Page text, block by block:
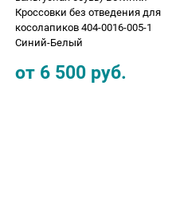
Кроссовки без отведения для
косолапиков 404-0016-005-1
Синий-Белый
от 6 500 руб.